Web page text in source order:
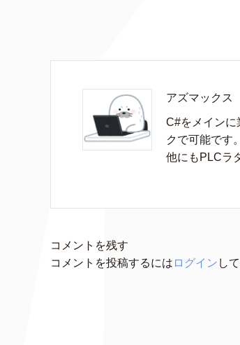
アズマックス
C#をメインに
クで可能です。
他にもPLCラ
コメントを残す
コメントを投稿するには ログイン し